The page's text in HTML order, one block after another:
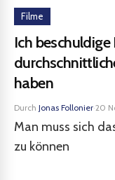
Filme
Ich
haben
Durch Jonas Follonier·20
Man muss sich
zu können